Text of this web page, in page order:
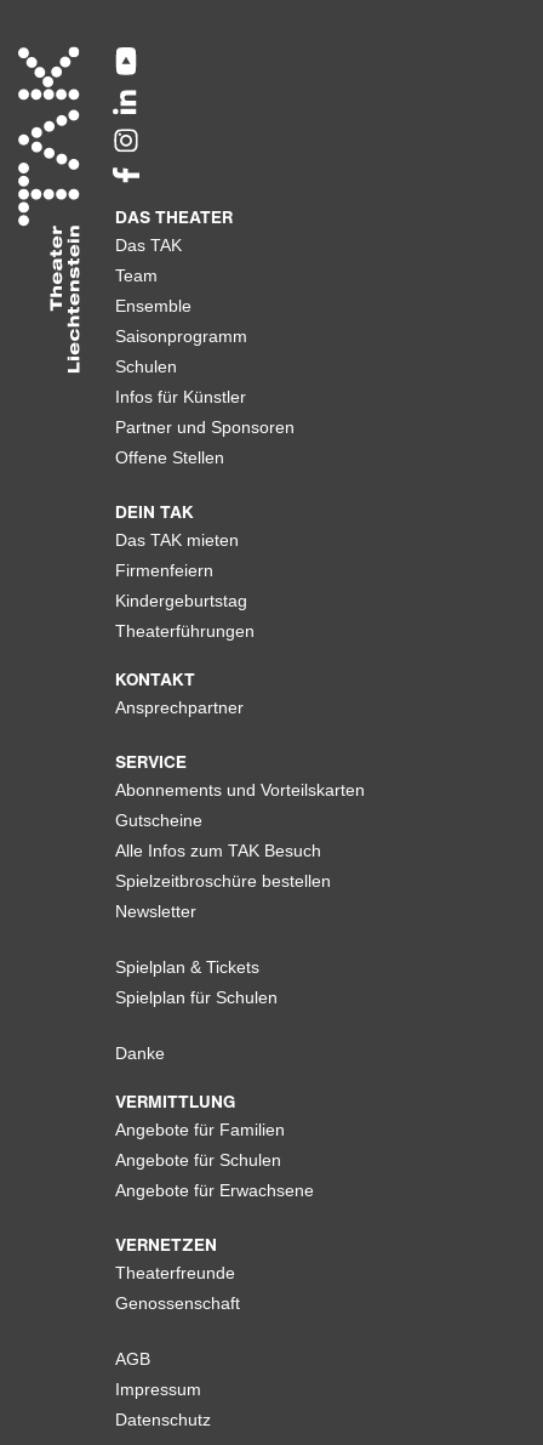
DAS THEATER
Das TAK
Team
Ensemble
Saisonprogramm
Schulen
Infos für Künstler
Partner und Sponsoren
Offene Stellen
DEIN TAK
Das TAK mieten
Firmenfeiern
Kindergeburtstag
Theaterführungen
KONTAKT
Ansprechpartner
SERVICE
Abonnements und Vorteilskarten
Gutscheine
Alle Infos zum TAK Besuch
Spielzeitbroschüre bestellen
Newsletter
Spielplan & Tickets
Spielplan für Schulen
Danke
VERMITTLUNG
Angebote für Familien
Angebote für Schulen
Angebote für Erwachsene
VERNETZEN
Theaterfreunde
Genossenschaft
AGB
Impressum
Datenschutz